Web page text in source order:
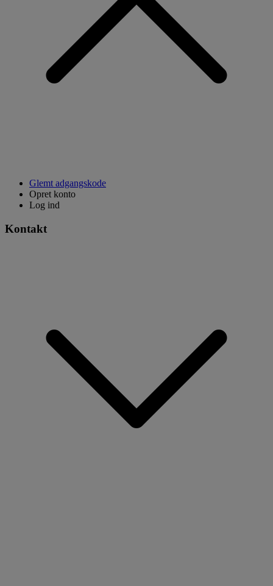
Glemt adgangskode
Opret konto
Log ind
Kontakt